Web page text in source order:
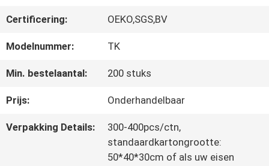
CONTACTEER
ONS
Certificering: OEKO,SGS,BV
Modelnummer: TK
Min. bestelaantal: 200 stuks
Prijs: Onderhandelbaar
Verpakking Details:
300-400pcs/ctn,
standaardkartongrootte:
50*40*30cm of als uw eisen